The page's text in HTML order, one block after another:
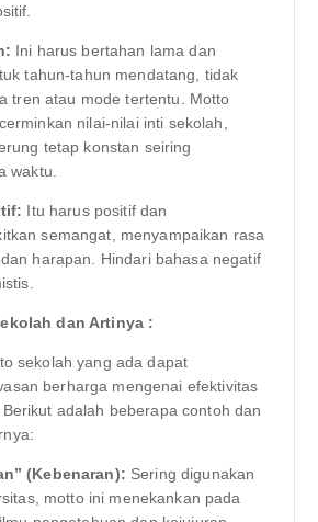
Ini harus bertahan lama dan
tahun-tahun mendatang, tidak
tren atau mode tertentu. Motto
nilai-nilai inti sekolah,
tetap konstan seiring
waktu.
Itu harus positif dan
semangat, menyampaikan rasa
harapan. Hindari bahasa negatif
dan Artinya :
sekolah yang ada dapat
berharga mengenai efektivitas
adalah beberapa contoh dan
(Kebenaran): Sering digunakan
motto ini menekankan pada